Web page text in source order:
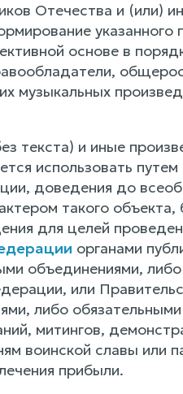
Отечества и (или)
указанного
основе в
музыкальных
текста) и иные
использовать
доведения до
такого объекта,
для целей
органами
объединениями,
или
либо
митингов,
воинской славы или
прибыли.